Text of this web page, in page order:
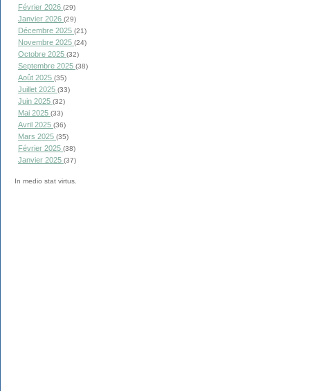
Février 2026 (29)
Janvier 2026 (29)
Décembre 2025 (21)
Novembre 2025 (24)
Octobre 2025 (32)
Septembre 2025 (38)
Août 2025 (35)
Juillet 2025 (33)
Juin 2025 (32)
Mai 2025 (33)
Avril 2025 (36)
Mars 2025 (35)
Février 2025 (38)
Janvier 2025 (37)
In medio stat virtus.